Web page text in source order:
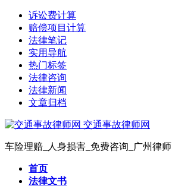
诉讼费计算
赔偿项目计算
法律笔记
实用导航
热门标签
法律咨询
法律新闻
文章归档
交通事故律师网
车险理赔_人身损害_免费咨询_广州律师
首页
法律文书